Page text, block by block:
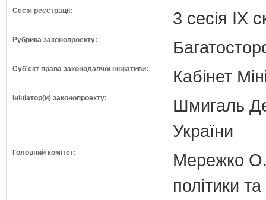
Сесія реєстрації: 3 сесія IX
Рубрика законопроекту:
Суб'єкт права законодавчої ініціативи: Кабінет
Ініціатор(и) законопроекту:
Шмигаль
України
Головний комітет:
Мережко
політики